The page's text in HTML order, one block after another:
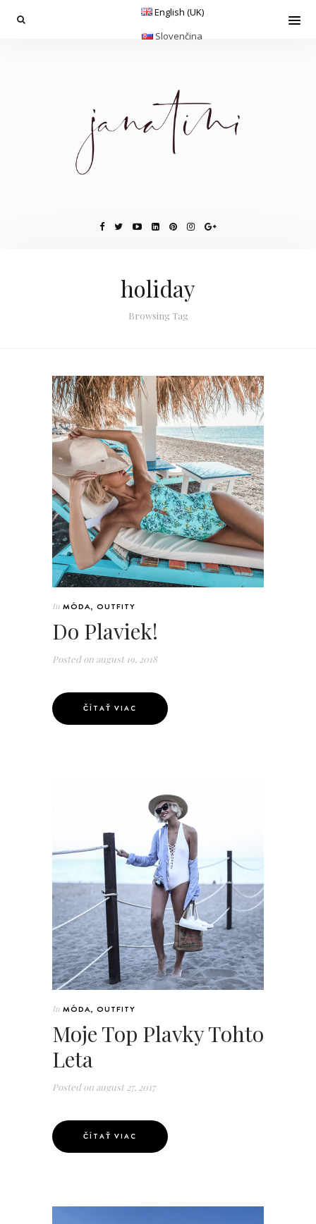
English (UK)
Slovenčina
holiday
Browsing Tag
In MÓDA, OUTFITY
Do Plaviek!
Posted on august 19, 2018
ČÍTAŤ VIAC
In MÓDA, OUTFITY
Moje Top Plavky Tohto
Leta
Posted on august 27, 2017
ČÍTAŤ VIAC